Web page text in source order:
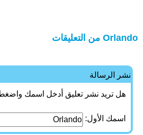
Orlando من التعليقات
نشر الرسالة
هل تريد نشر تعليق أدخل اسمك واضغط
اسمك الأول: